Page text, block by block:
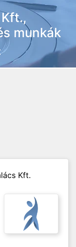
munkák
Kft.